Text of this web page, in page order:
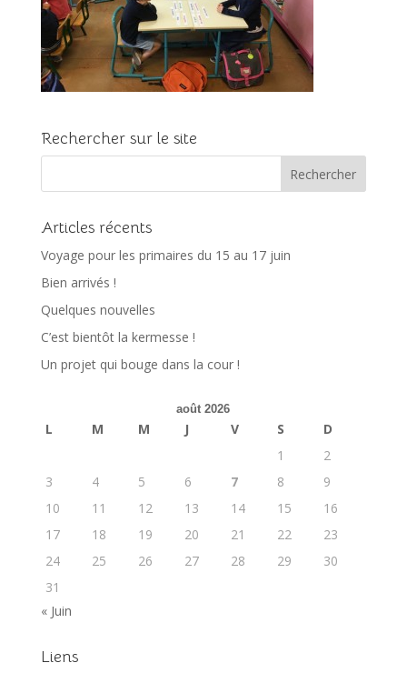
Rechercher sur le site
Articles récents
Voyage pour les primaires du 15 au 17 juin
Bien arrivés !
Quelques nouvelles
C’est bientôt la kermesse !
Un projet qui bouge dans la cour !
août 2026
L M M J V S
D
1
2
3
4 5 6 7 8
9
10
11 12 13 14 15
16
17
18 19 20 21 22
23
24
25 26 27 28 29
30
31
« Juin
Liens